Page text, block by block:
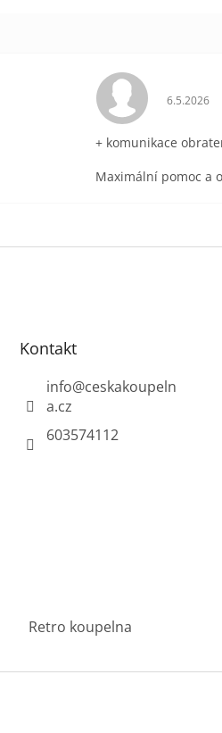
je 5 z 5 hvězdiček. 6.5.2026
+ komunikace
Maximální pomoc a
Kontakt
info@ceskakoupeln
a.cz
603574112
Retro koupelna